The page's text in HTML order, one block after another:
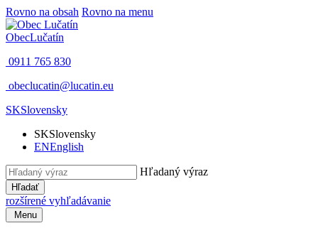
Rovno na obsah Rovno na menu
ObecLučatín
0911 765 830
obeclucatin@lucatin.eu
SKSlovensky
SKSlovensky
ENEnglish
Hľadaný výraz
Hľadať
rozšírené vyhľadávanie
Menu